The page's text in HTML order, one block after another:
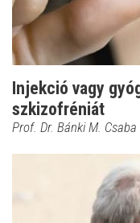
Injekció vagy
szkizofréniát
Prof. Dr. Bánki M. Csaba